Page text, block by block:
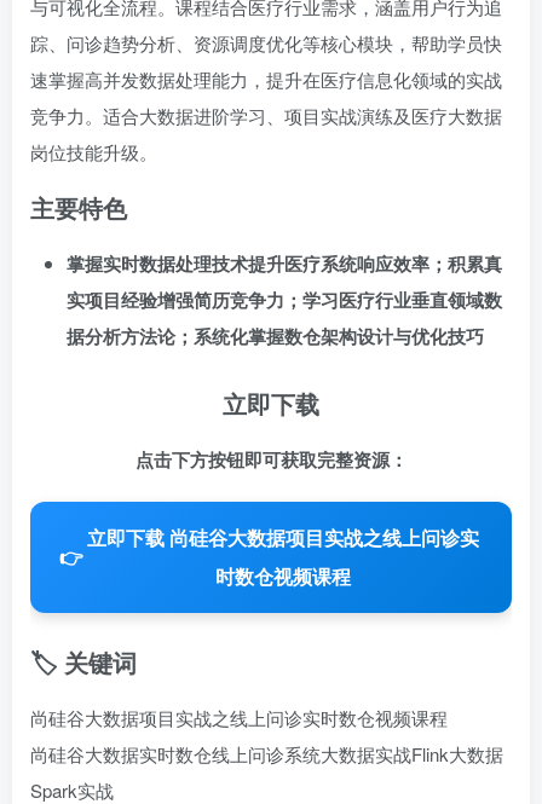
与可视化全流程。课程结合医疗行业需求，涵盖用户行为追
踪、问诊趋势分析、资源调度优化等核心模块，帮助学员快
速掌握高并发数据处理能力，提升在医疗信息化领域的实战
竞争力。适合大数据进阶学习、项目实战演练及医疗大数据
岗位技能升级。
主要特色
掌握实时数据处理技术提升医疗系统响应效率；积累真
实项目经验增强简历竞争力；学习医疗行业垂直领域数
据分析方法论；系统化掌握数仓架构设计与优化技巧
立即下载
点击下方按钮即可获取完整资源：
👉
立即下载 尚硅谷大数据项目实战之线上问诊实
时数仓视频课程
🏷️ 关键词
尚硅谷大数据项目实战之线上问诊实时数仓视频课程
尚硅谷大数据实时数仓线上问诊系统大数据实战Flink大数据
Spark实战